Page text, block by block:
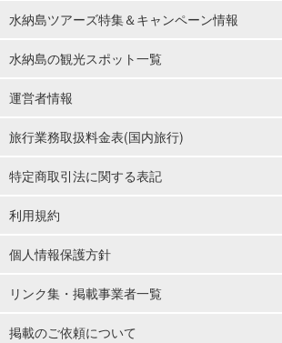
水納島ツアーズ特集＆キャンペーン情報
水納島の観光スポット一覧
運営者情報
旅行業務取扱料金表(国内旅行)
特定商取引法に関する表記
利用規約
個人情報保護方針
リンク集・掲載事業者一覧
掲載のご依頼について